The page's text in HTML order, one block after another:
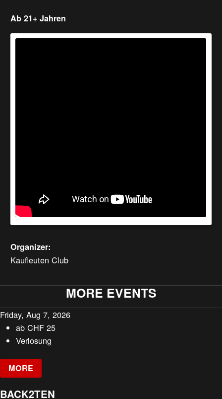
Ab 21+ Jahren
Organizer:
Kaufleuten Club
MORE EVENTS
Friday, Aug 7, 2026
abCHF 25
Verlosung
MORE
BACK2TEN